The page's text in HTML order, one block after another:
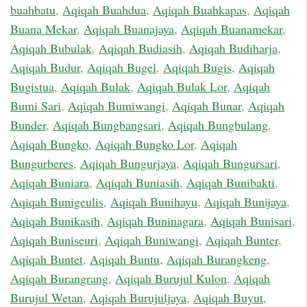
buahbatu, Aqiqah Buahdua, Aqiqah Buahkapas, Aqiqah
Buana Mekar, Aqiqah Buanajaya, Aqiqah Buanamekar,
Aqiqah Bubulak, Aqiqah Budiasih, Aqiqah Budiharja,
Aqiqah Budur, Aqiqah Bugel, Aqiqah Bugis, Aqiqah
Bugistua, Aqiqah Bulak, Aqiqah Bulak Lor, Aqiqah
Bumi Sari, Aqiqah Bumiwangi, Aqiqah Bunar, Aqiqah
Bunder, Aqiqah Bungbangsari, Aqiqah Bungbulang,
Aqiqah Bungko, Aqiqah Bungko Lor, Aqiqah
Bungurberes, Aqiqah Bungurjaya, Aqiqah Bungursari,
Aqiqah Buniara, Aqiqah Buniasih, Aqiqah Bunibakti,
Aqiqah Bunigeulis, Aqiqah Bunihayu, Aqiqah Bunijaya,
Aqiqah Bunikasih, Aqiqah Buninagara, Aqiqah Bunisari,
Aqiqah Buniseuri, Aqiqah Buniwangi, Aqiqah Bunter,
Aqiqah Buntet, Aqiqah Buntu, Aqiqah Burangkeng,
Aqiqah Burangrang, Aqiqah Burujul Kulon, Aqiqah
Burujul Wetan, Aqiqah Burujuljaya, Aqiqah Buyut,